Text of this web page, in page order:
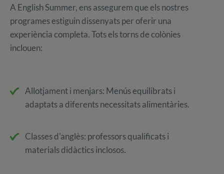
A English Summer, ens assegurem que els nostres
programes estiguin dissenyats per oferir una
experiència completa. Tots els torns de colònies
inclouen:
Allotjament i menjars: Menús equilibrats i
adaptats a diferents necessitats alimentàries.
Classes d'anglès: professors qualificats i
materials didàctics inclosos.